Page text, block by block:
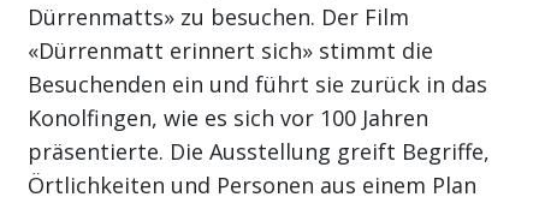
Dürrenmatts» zu besuchen. Der Film
«Dürrenmatt erinnert sich» stimmt die
Besuchenden ein und führt sie zurück in das
Konolfingen, wie es sich vor 100 Jahren
präsentierte. Die Ausstellung greift Begriffe,
Örtlichkeiten und Personen aus einem Plan